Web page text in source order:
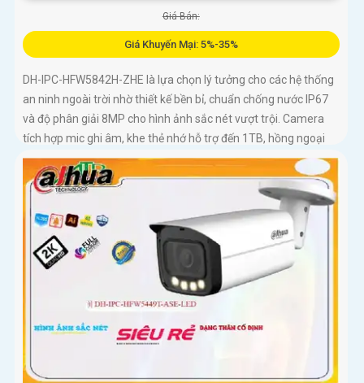
Giá Bán:
Giá Khuyến Mại: 5%-35%
DH-IPC-HFW5842H-ZHE là lựa chọn lý tưởng cho các hệ thống
an ninh ngoài trời nhờ thiết kế bền bỉ, chuẩn chống nước IP67
và độ phân giải 8MP cho hình ảnh sắc nét vượt trội. Camera
tích hợp mic ghi âm, khe thẻ nhớ hỗ trợ đến 1TB, hồng ngoại
tầm xa 60m và kết nối PoE giúp lắp đặt dễ dàng, tiết kiệm chi
phí